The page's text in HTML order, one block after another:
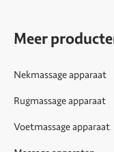
Meer
Nekmassage apparaat
Rugmassage apparaat
Voetmassage apparaat